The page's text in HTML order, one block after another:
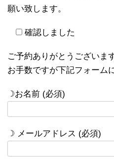
願い致します。
確認しました
ご予約ありがとうございま
お手数ですが下記フォーム
☽お名前 (必須)
☽ メールアドレス (必須)